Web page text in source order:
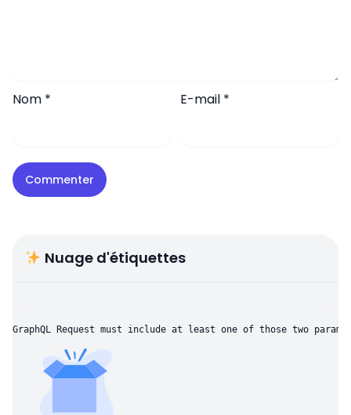
Nom * E-mail *
Nuage d'étiquettes
GraphQL Request must include at least one of those two